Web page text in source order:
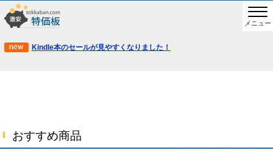
メニュー
Kindle本のセールが見やすくなりました！
おすすめ商品